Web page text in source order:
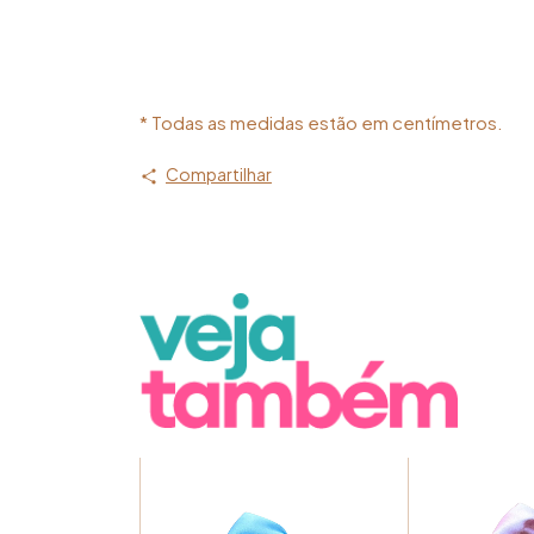
* Todas as medidas estão em centímetros.
Compartilhar
src="https://